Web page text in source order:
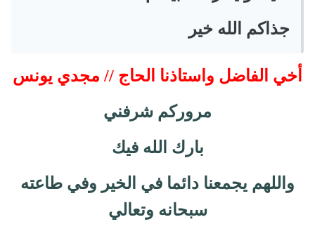
جذاكم الله خير
أخي الفاضل واستاذنا الحاج // مجدي يونس
مروركم شرفني
بارك الله فيك
واللهم يجمعنا دائما في الخير وفي طاعته
سبحانه وتعالي